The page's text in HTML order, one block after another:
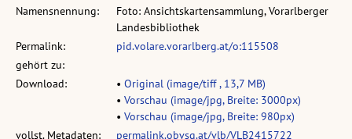
Namensnennung:
Foto: Ansichtskartensammlung, Vorarlberger
Landesbibliothek
Permalink:
pid.volare.vorarlberg.at/o:115508
gehört zu:
Download:
• Original (image/tiff , 13,7 MB)
• Vorschau (image/jpg, Breite: 3000px)
• Vorschau (image/jpg, Breite: 980px)
vollst. Metadaten:
permalink.obvsg.at/vlb/VLB2415722